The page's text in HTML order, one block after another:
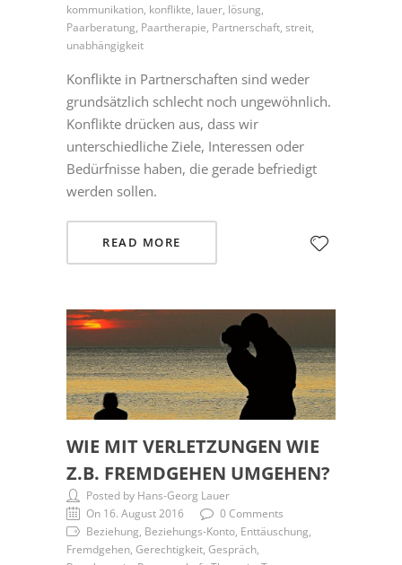
kommunikation, konflikte, lauer, lösung,
Paarberatung, Paartherapie, Partnerschaft, streit,
unabhängigkeit
Konflikte in Partnerschaften sind weder
grundsätzlich schlecht noch ungewöhnlich.
Konflikte drücken aus, dass wir
unterschiedliche Ziele, Interessen oder
Bedürfnisse haben, die gerade befriedigt
werden sollen.
READ MORE
WIE MIT VERLETZUNGEN WIE
Z.B. FREMDGEHEN UMGEHEN?
Posted by Hans-Georg Lauer
On 16. August 2016
0 Comments
Beziehung, Beziehungs-Konto, Enttäuschung,
Fremdgehen, Gerechtigkeit, Gespräch,